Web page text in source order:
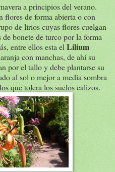
a principios del verano.
flores de forma abierta o con
de lirios cuyas flores cuelgan
bonete de turco por la forma
entre ellos esta el Lilium
con manchas, de ahí su
por el tallo y debe plantarse su
al sol o mejor a media sombra
que tolera los suelos calizos.